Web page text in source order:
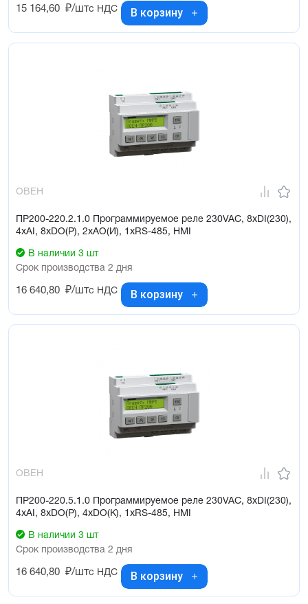
15 164,60 ₽/штс НДС В корзину
ОВЕН
ПР200-220.2.1.0 Программируемое реле 230VAC, 8xDI(230),
4xAI, 8xDO(Р), 2xAO(И), 1xRS-485, HMI
В наличии 3 шт
Срок производства 2 дня
16 640,80 ₽/штс НДС В корзину
ОВЕН
ПР200-220.5.1.0 Программируемое реле 230VAC, 8xDI(230),
4xAI, 8xDO(Р), 4xDO(К), 1xRS-485, HMI
В наличии 3 шт
Срок производства 2 дня
16 640,80 ₽/штс НДС В корзину